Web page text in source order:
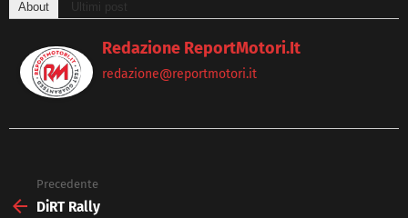
About Ultimi post
Redazione ReportMotori.it
redazione@reportmotori.it
more
Precedente
DiRT Rally